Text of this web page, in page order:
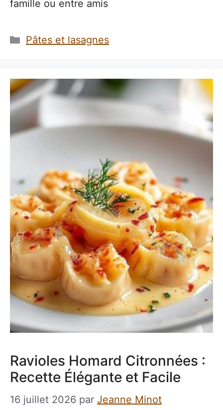
famille ou entre amis
Catégories
Pâtes et lasagnes
Ravioles Homard Citronnées :
Recette Élégante et Facile
16 juillet 2026 par Jeanne Minot